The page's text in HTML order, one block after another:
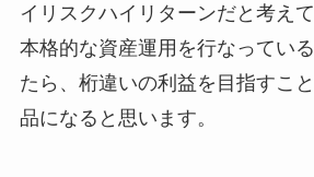
イリスクハイリターンだと考え
本格的な資産運用を行なってい
たら、桁違いの利益を目指すこ
品になると思います。